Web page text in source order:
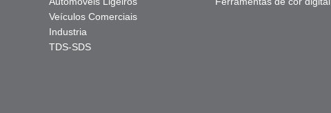
Veículos Comerciais
Industria
TDS-SDS